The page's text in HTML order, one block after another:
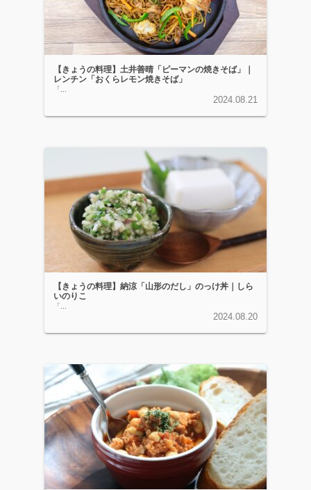
【きょうの料理】土井善晴「ピーマンの焼きそば」｜
レンチン「おくらレモン焼きそば」
「...
2024.08.21
【きょうの料理】納涼「山形のだし」のっけ丼｜しら
いのりこ
「...
2024.08.20